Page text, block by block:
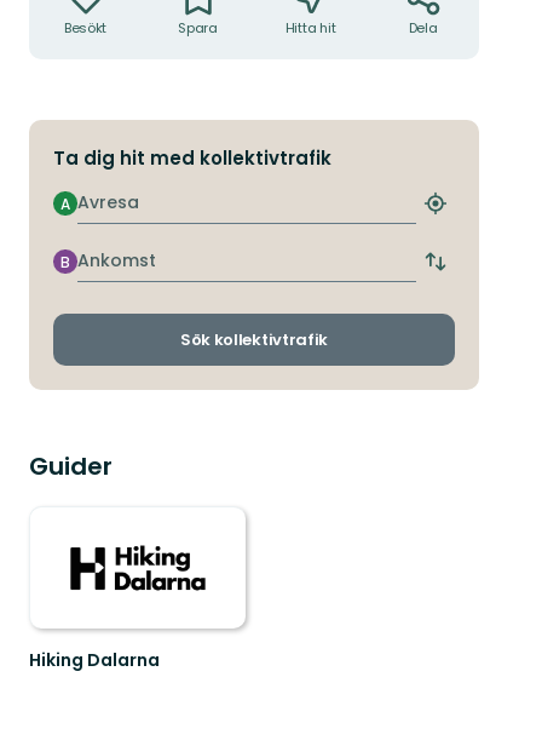
Besökt Spara Hitta hit Dela
Ta dig hit med kollektivtrafik
Avresa
A
Hitta
hållplats
Ankomst
B
Byt
och
Sök kollektivtrafik
Guider
Hiking Dalarna